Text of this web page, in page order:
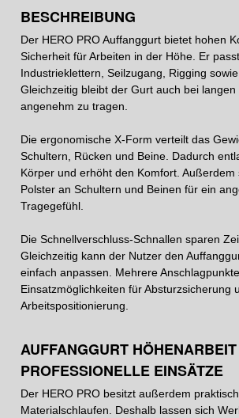
BESCHREIBUNG
Der HERO PRO Auffanggurt bietet hohen
Sicherheit für Arbeiten in der Höhe. Er
Industrieklettern, Seilzugang, Rigging
Gleichzeitig bleibt der Gurt auch bei langen
angenehm zu tragen.
Die ergonomische X-Form verteilt das
Schultern, Rücken und Beine. Dadurch
Körper und erhöht den Komfort. Außerdem
Polster an Schultern und Beinen für ein
Tragegefühl.
Die Schnellverschluss-Schnallen sparen
Gleichzeitig kann der Nutzer den
einfach anpassen. Mehrere
Einsatzmöglichkeiten für Absturzsicherung
Arbeitspositionierung.
AUFFANGGURT
PROFESSIONELLE EINSÄTZE
Der HERO PRO besitzt außerdem
Materialschlaufen. Deshalb lassen sich